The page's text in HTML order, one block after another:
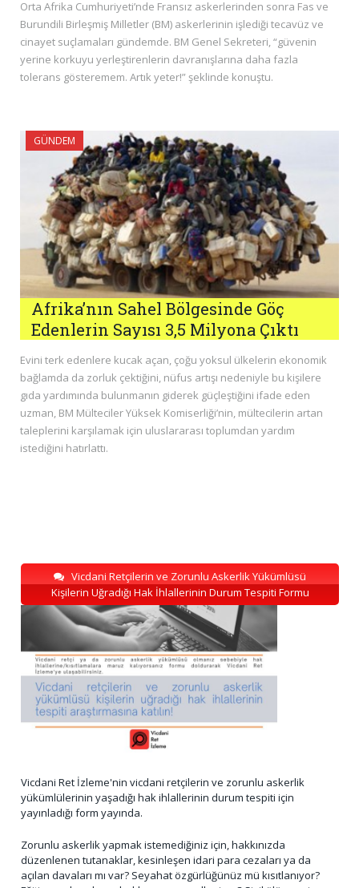
Orta Afrika Cumhuriyeti’nde Fransız askerlerinden sonra Fas ve
Burundili Birleşmiş Milletler (BM) askerlerinin işlediği tecavüz ve
cinayet suçlamaları gündemde. BM Genel Sekreteri, “güvenin
yerine korkuyu yerleştirenlerin davranışlarına daha fazla
tolerans gösteremem. Artık yeter!” şeklinde konuştu.
GÜNDEM
Afrika’nın Sahel Bölgesinde Göç
Edenlerin Sayısı 3,5 Milyona Çıktı
Evini terk edenlere kucak açan, çoğu yoksul ülkelerin ekonomik
bağlamda da zorluk çektiğini, nüfus artışı nedeniyle bu kişilere
gıda yardımında bulunmanın giderek güçleştiğini ifade eden
uzman, BM Mülteciler Yüksek Komiserliği’nin, mültecilerin artan
taleplerini karşılamak için uluslararası toplumdan yardım
istediğini hatırlattı.
Vicdani Retçilerin ve Zorunlu Askerlik Yükümlüsü
Kişilerin Uğradığı Hak İhlallerinin Durum Tespiti Formu
Vicdani Ret İzleme'nin vicdani retçilerin ve zorunlu askerlik
yükümlülerinin yaşadığı hak ihlallerinin durum tespiti için
yayınladığı form yayında.
Zorunlu askerlik yapmak istemediğiniz için, hakkınızda
düzenlenen tutanaklar, kesinleşen idari para cezaları ya da
açılan davaları mı var? Seyahat özgürlüğünüz mü kısıtlanıyor?